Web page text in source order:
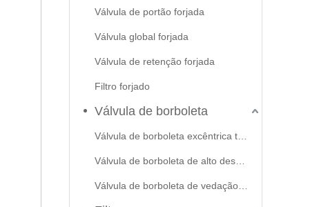
Válvula de portão forjada
Válvula global forjada
Válvula de retenção forjada
Filtro forjado
Válvula de borboleta